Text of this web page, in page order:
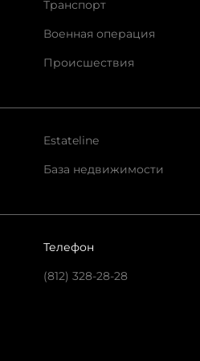
Транспорт
Военная операция
Происшествия
Estateline
База недвижимости
Телефон
(812) 328-28-28